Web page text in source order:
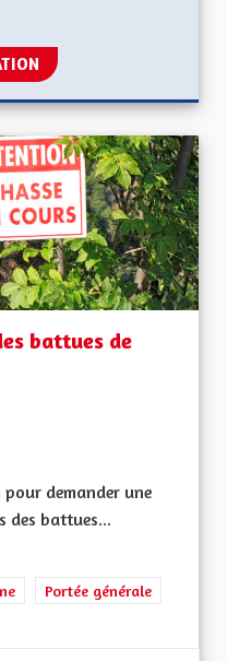
battues de
demander une
des battues...
Portée générale